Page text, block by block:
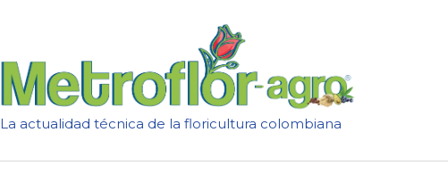
La actualidad técnica de la floricultura colombiana